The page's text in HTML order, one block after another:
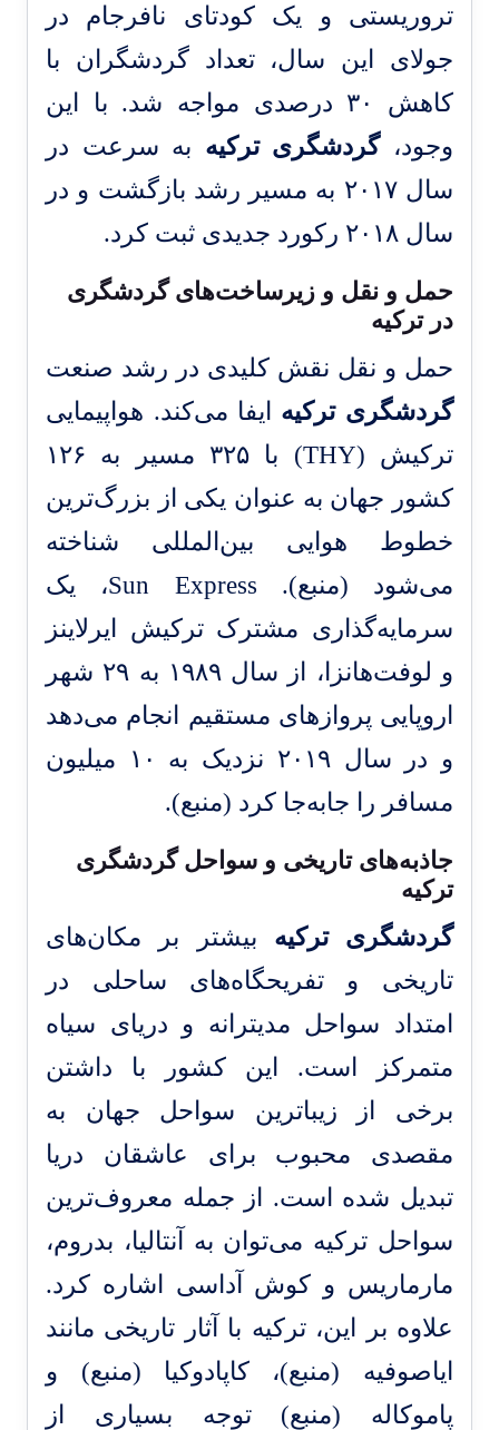
تروریستی و یک کودتای نافرجام در
جولای این سال، تعداد گردشگران با
کاهش ۳۰ درصدی مواجه شد. با این
وجود،گردشگری ترکیه به سرعت در
سال ۲۰۱۷ به مسیر رشد بازگشت و در
سال ۲۰۱۸ رکورد جدیدی ثبت کرد.
حمل و نقل و زیرساخت‌های گردشگری
در ترکیه
حمل و نقل نقش کلیدی در رشد صنعت
گردشگری ترکیه ایفا می‌کند. هواپیمایی
ترکیش (THY) با ۳۲۵ مسیر به ۱۲۶
کشور جهان به عنوان یکی از بزرگ‌ترین
خطوط هوایی بین‌المللی شناخته
می‌شود (منبع
). Sun Express، یک
سرمایه‌گذاری مشترک ترکیش ایرلاینز
و لوفت‌هانزا، از سال ۱۹۸۹ به ۲۹ شهر
اروپایی پروازهای مستقیم انجام می‌دهد
و در سال ۲۰۱۹ نزدیک به ۱۰ میلیون
مسافر را جابه‌جا کرد (منبع).
جاذبه‌های تاریخی و سواحل گردشگری
ترکیه
گردشگری ترکیه بیشتر بر مکان‌های
تاریخی و تفریحگاه‌های ساحلی در
امتداد سواحل مدیترانه و دریای سیاه
متمرکز است. این کشور با داشتن
برخی از زیباترین سواحل جهان به
مقصدی محبوب برای عاشقان دریا
تبدیل شده است. از جمله معروف‌ترین
سواحل ترکیه می‌توان به آنتالیا، بدروم،
مارماریس و کوش آداسی اشاره کرد.
علاوه بر این، ترکیه با آثار تاریخی مانند
ایاصوفیه (منبع)، کاپادوکیا (منبع) و
پاموکاله (منبع) توجه بسیاری از